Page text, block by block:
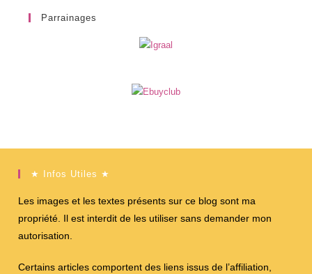
Parrainages
★ Infos Utiles ★
Les images et les textes présents sur ce blog sont ma
propriété. Il est interdit de les utiliser sans demander mon
autorisation.
Certains articles comportent des liens issus de l’affiliation,